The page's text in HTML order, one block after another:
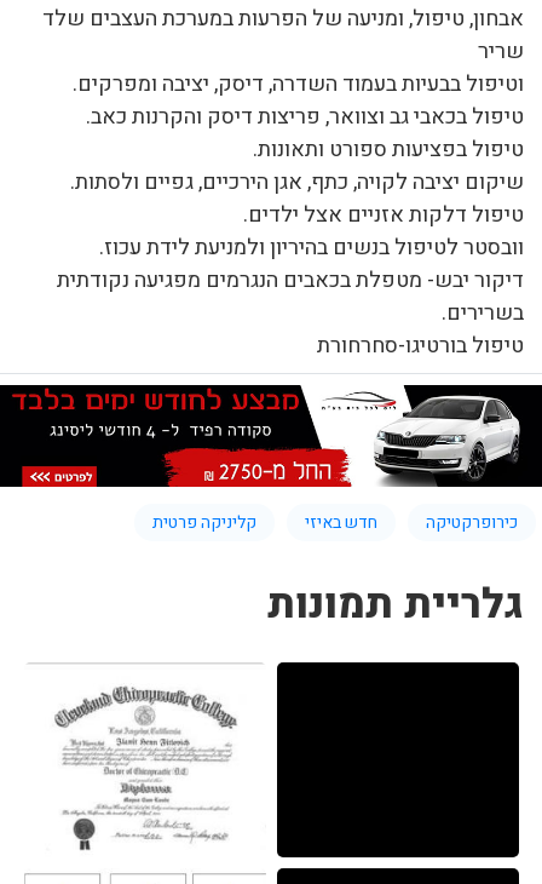
‏אבחון, טיפול, ומניעה של הפרעות במערכת העצבים שלד
שריר
וטיפול בבעיות בעמוד השדרה, דיסק, יציבה ומפרקים.
‏טיפול בכאבי גב וצוואר, פריצות דיסק והקרנות כאב.
‏טיפול בפציעות ספורט ותאונות.
שיקום יציבה לקויה, כתף, אגן הירכיים, גפיים ולסתות.
‏טיפול דלקות אזניים אצל ילדים.
וובסטר לטיפול בנשים בהיריון ולמניעת לידת עכוז.
דיקור יבש- מטפלת בכאבים הנגרמים מפגיעה נקודתית
בשרירים.
טיפול בורטיגו-סחרחורת
כירופרקטיקה חדש באיזי קליניקה פרטית
גלריית תמונות